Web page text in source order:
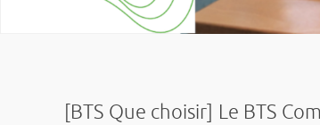
[BTS Que choisir] Le BTS